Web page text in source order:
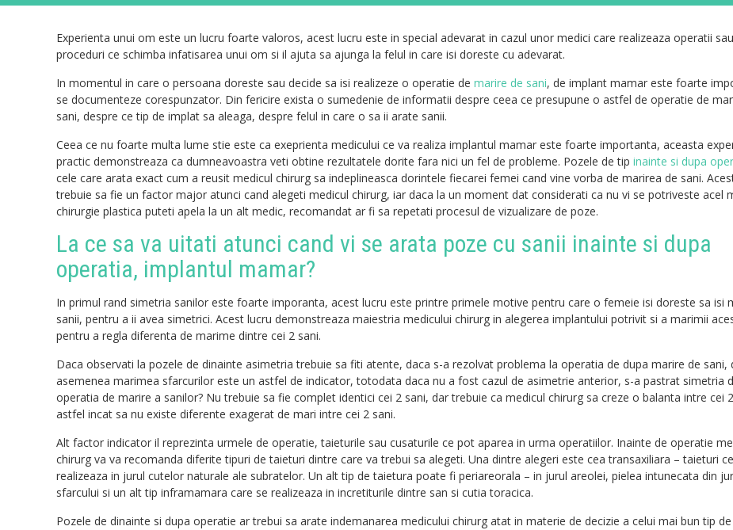
Experienta unui om este un lucru foarte valoros, acest lucru este in special adevarat in cazul unor medici care realizeaza operatii sau
proceduri ce schimba infatisarea unui om si il ajuta sa ajunga la felul in care isi doreste cu adevarat.
In momentul in care o persoana doreste sau decide sa isi realizeze o operatie demarire de sani, de implant mamar este foarte
se documenteze corespunzator. Din fericire exista o sumedenie de informatii despre ceea ce presupune o astfel de operatie de
sani, despre ce tip de implat sa aleaga, despre felul in care o sa ii arate sanii.
Ceea ce nu foarte multa lume stie este ca exeprienta medicului ce va realiza implantul mamar este foarte importanta, aceasta
practic demonstreaza ca dumneavoastra veti obtine rezultatele dorite fara nici un fel de probleme. Pozele de tipinainte si dupa
cele care arata exact cum a reusit medicul chirurg sa indeplineasca dorintele fiecarei femei cand vine vorba de marirea de sani.
trebuie sa fie un factor major atunci cand alegeti medicul chirurg, iar daca la un moment dat considerati ca nu vi se potriveste acel
chirurgie plastica puteti apela la un alt medic, recomandat ar fi sa repetati procesul de vizualizare de poze.
La ce sa va uitati atunci cand vi se arata poze cu sanii inainte si dupa
operatia, implantul mamar?
In primul rand simetria sanilor este foarte imporanta, acest lucru este printre primele motive pentru care o femeie isi doreste sa isi
sanii, pentru a ii avea simetrici. Acest lucru demonstreaza maiestria medicului chirurg in alegerea implantului potrivit si a marimii
pentru a regla diferenta de marime dintre cei 2 sani.
Daca observati la pozele de dinainte asimetria trebuie sa fiti atente, daca s-a rezolvat problema la operatia de dupa marire de sani,
asemenea marimea sfarcurilor este un astfel de indicator, totodata daca nu a fost cazul de asimetrie anterior, s-a pastrat simetria
operatia de marire a sanilor? Nu trebuie sa fie complet identici cei 2 sani, dar trebuie ca medicul chirurg sa creze o balanta intre cei
astfel incat sa nu existe diferente exagerat de mari intre cei 2 sani.
Alt factor indicator il reprezinta urmele de operatie, taieturile sau cusaturile ce pot aparea in urma operatiilor. Inainte de operatie
chirurg va va recomanda diferite tipuri de taieturi dintre care va trebui sa alegeti. Una dintre alegeri este cea transaxiliara – taieturi
realizeaza in jurul cutelor naturale ale subratelor. Un alt tip de taietura poate fi periareorala – in jurul areolei, pielea intunecata din
sfarcului si un alt tip inframamara care se realizeaza in incretiturile dintre san si cutia toracica.
Pozele de dinainte si dupa operatie ar trebui sa arate indemanarea medicului chirurg atat in materie de decizie a celui mai bun tip